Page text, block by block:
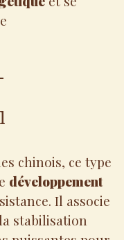
chinois, ce type
développement
Il associe
stabilisation